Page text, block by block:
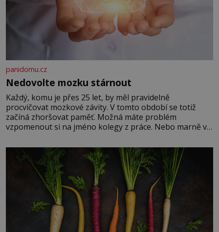
panidomu.cz
Nedovolte mozku stárnout
Každý, komu je přes 25 let, by měl pravidelně
procvičovat mozkové závity. V tomto období se totiž
začíná zhoršovat paměť. Možná máte problém
vzpomenout si na jméno kolegy z práce. Nebo marně v
Je to opravdu tak, s věkem jako kdyby se paměť
rozhodla stávkovat. Cvičte